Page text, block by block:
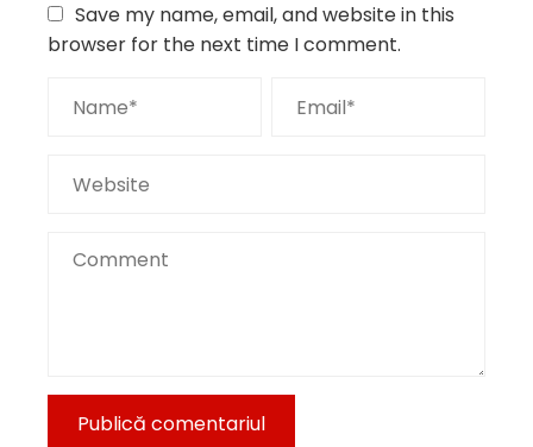
Save my name, email, and website in this
browser for the next time I comment.